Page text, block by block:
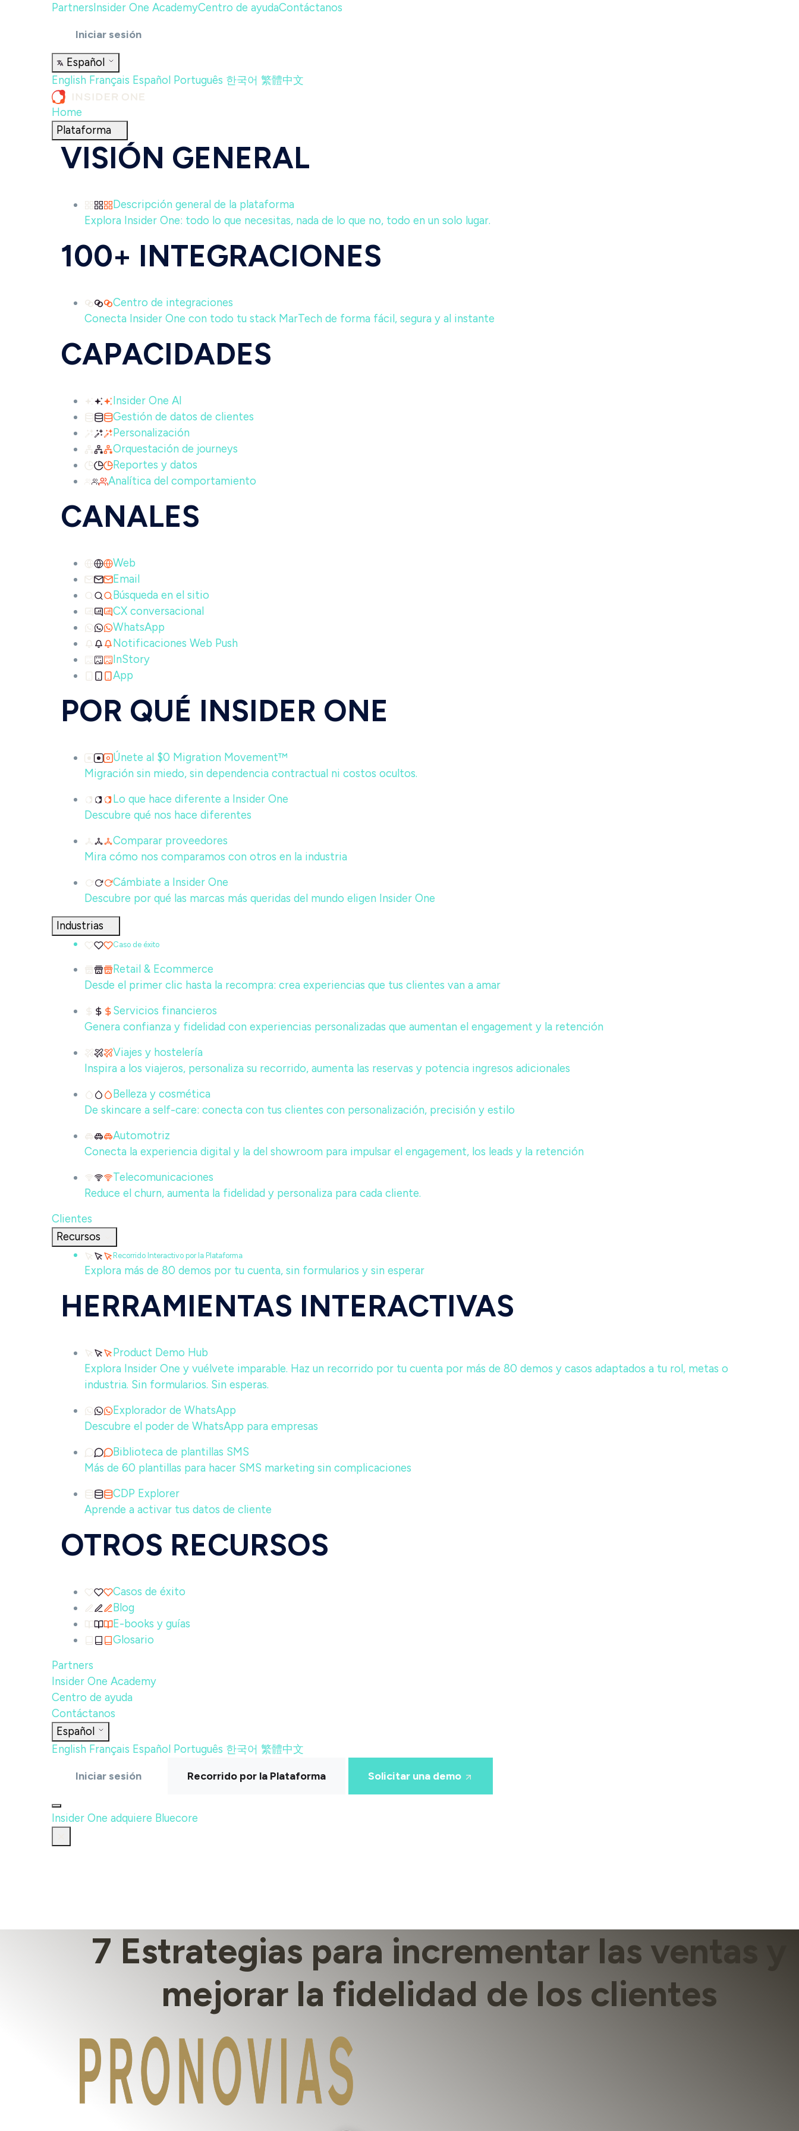
Partners Insider One AcademyCentro de ayudaContáctanos
Iniciar sesión
Español
English Français Español Português 한국어 繁體中文
Home
Plataforma
VISIÓN GENERAL
Descripción general de la plataforma
Explora Insider One: todo lo que necesitas, nada de lo que no, todo en un solo lugar.
100+ INTEGRACIONES
Centro de integraciones
Conecta Insider One con todo tu stack MarTech de forma fácil, segura y al instante
CAPACIDADES
Insider One AI
Gestión de datos de clientes
Personalización
Orquestación de journeys
Reportes y datos
Analítica del comportamiento
CANALES
Web
Email
Búsqueda en el sitio
CX conversacional
WhatsApp
Notificaciones Web Push
InStory
App
POR QUÉ INSIDER ONE
Únete al $0 Migration Movement™
Migración sin miedo, sin dependencia contractual ni costos ocultos.
Lo que hace diferente a Insider One
Descubre qué nos hace diferentes
Comparar proveedores
Mira cómo nos comparamos con otros en la industria
Cámbiate a Insider One
Descubre por qué las marcas más queridas del mundo eligen Insider One
Industrias
Caso de éxito
Retail & Ecommerce
Desde el primer clic hasta la recompra: crea experiencias que tus clientes van a amar
Servicios financieros
Genera confianza y fidelidad con experiencias personalizadas que aumentan el engagement y la retención
Viajes y hostelería
Inspira a los viajeros, personaliza su recorrido, aumenta las reservas y potencia ingresos adicionales
Belleza y cosmética
De skincare a self-care: conecta con tus clientes con personalización, precisión y estilo
Automotriz
Conecta la experiencia digital y la del showroom para impulsar el engagement, los leads y la retención
Telecomunicaciones
Reduce el churn, aumenta la fidelidad y personaliza para cada cliente.
Clientes
Recursos
Recorrido Interactivo por la Plataforma
Explora más de 80 demos por tu cuenta, sin formularios y sin esperar
HERRAMIENTAS INTERACTIVAS
Product Demo Hub
Explora Insider One y vuélvete imparable. Haz un recorrido por tu cuenta por más de 80 demos y casos adaptados a tu rol, metas o
industria. Sin formularios. Sin esperas.
Explorador de WhatsApp
Descubre el poder de WhatsApp para empresas
Biblioteca de plantillas SMS
Más de 60 plantillas para hacer SMS marketing sin complicaciones
CDP Explorer
Aprende a activar tus datos de cliente
OTROS RECURSOS
Casos de éxito
Blog
E-books y guías
Glosario
Partners
Insider One Academy
Centro de ayuda
Contáctanos
Español
English Français Español Português 한국어 繁體中文
Iniciar sesión Recorrido por la Plataforma Solicitar una demo
Insider One adquiere Bluecore
7 Estrategias para incrementar las ventas y
mejorar la fidelidad de los clientes